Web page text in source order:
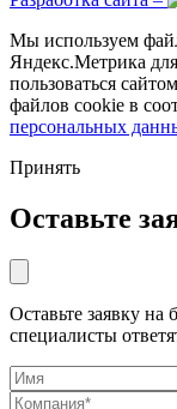
Мы используем
Яндекс.Метрика
пользоваться
файлов cookie в
персональных
Принять
Оставьте
Оставьте заявку
специалисты